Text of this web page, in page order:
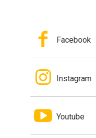
Facebook
Instagram
Youtube